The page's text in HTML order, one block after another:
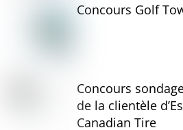
Concours Golf
Concours
de la clientèle
Canadian Tire